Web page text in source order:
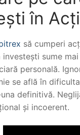
în
să cumperi
investești sume
personală.
se află în
definitivă.
și incoerent.